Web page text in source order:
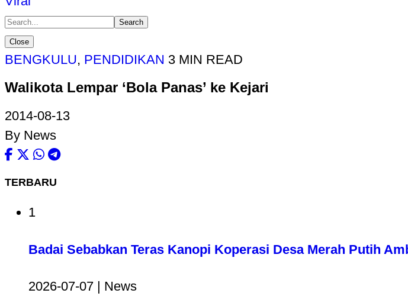
Search
Close
BENGKULU, PENDIDIKAN 3 MIN READ
Walikota Lempar ‘Bola Panas’ ke Kejari
2014-08-13
By News
TERBARU
1
Badai Sebabkan Teras Kanopi Koperasi Desa Merah Putih
2026-07-07 | News